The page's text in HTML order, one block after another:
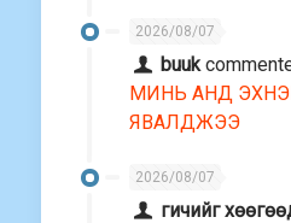
2026/08/07
buuk
МИНЬ АНД
ЯВАЛДЖЭЭ
2026/08/07
гичийг